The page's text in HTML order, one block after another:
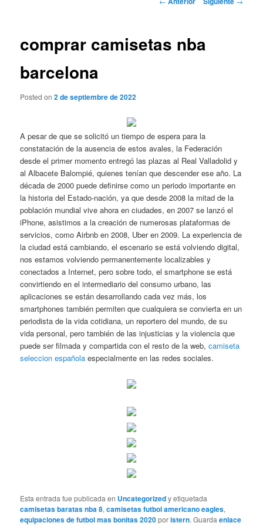
comprar camisetas nba
barcelona
Posted on2 de septiembre de 2022
A pesar de que se solicitó un tiempo de espera para la
constatación de la ausencia de estos avales, la Federación
desde el primer momento entregó las plazas al Real Valladolid y
al Albacete Balompié, quienes tenían que descender ese año. La
década de 2000 puede definirse como un periodo importante en
la historia del Estado-nación, ya que desde 2008 la mitad de la
población mundial vive ahora en ciudades, en 2007 se lanzó el
iPhone, asistimos a la creación de numerosas plataformas de
servicios, como Airbnb en 2008, Uber en 2009. La experiencia de
la ciudad está cambiando, el escenario se está volviendo digital,
nos estamos volviendo permanentemente localizables y
conectados a Internet, pero sobre todo, el smartphone se está
convirtiendo en el intermediario del consumo urbano, las
aplicaciones se están desarrollando cada vez más, los
smartphones también permiten que cualquiera se convierta en un
periodista de la vida cotidiana, un reportero del mundo, de su
vida personal, pero también de las injusticias y la violencia que
puede ser filmada y compartida con el resto de la web,camiseta
seleccion española especialmente en las redes sociales.
Esta entrada fue publicada en Uncategorizedy etiquetada
camisetas baratas nba 8,camisetas futbol americano eagles,
equipaciones de futbol mas bonitas 2020poristern. Guardaenlace